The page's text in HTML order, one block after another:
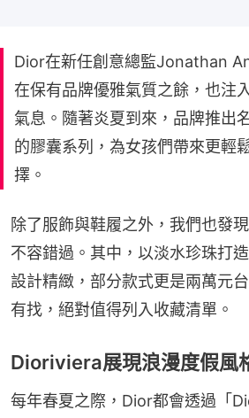
Dior在新任創意總監Jonathan
在保有品牌優雅氣質之餘，也注
氣息。隨著炎夏到來，品牌推出
的膠囊系列，為女孩們帶來更輕
擇。
除了服飾與鞋履之外，我們也發
不容錯過。其中，以淡水珍珠打
設計精緻，部分款式更是兩萬元
有找，絕對值得列入收藏清單。
Dioriviera展現浪漫度假風
每年春夏之際，Dior都會透過「